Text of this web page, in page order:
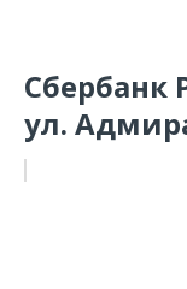
Сбербанк
ул.